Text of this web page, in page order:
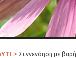
> Συννενόηση με